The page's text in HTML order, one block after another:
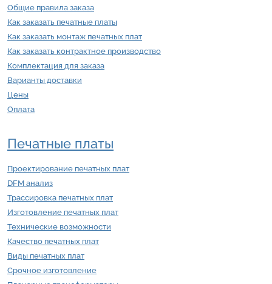
Общие правила заказа
Как заказать печатные платы
Как заказать монтаж печатных плат
Как заказать контрактное производство
Комплектация для заказа
Варианты доставки
Цены
Оплата
Печатные платы
Проектирование печатных плат
DFM анализ
Трассировка печатных плат
Изготовление печатных плат
Технические возможности
Качество печатных плат
Виды печатных плат
Срочное изготовление